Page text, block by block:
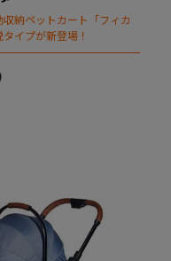
納ペットカート「フィカ
イプが新登場！